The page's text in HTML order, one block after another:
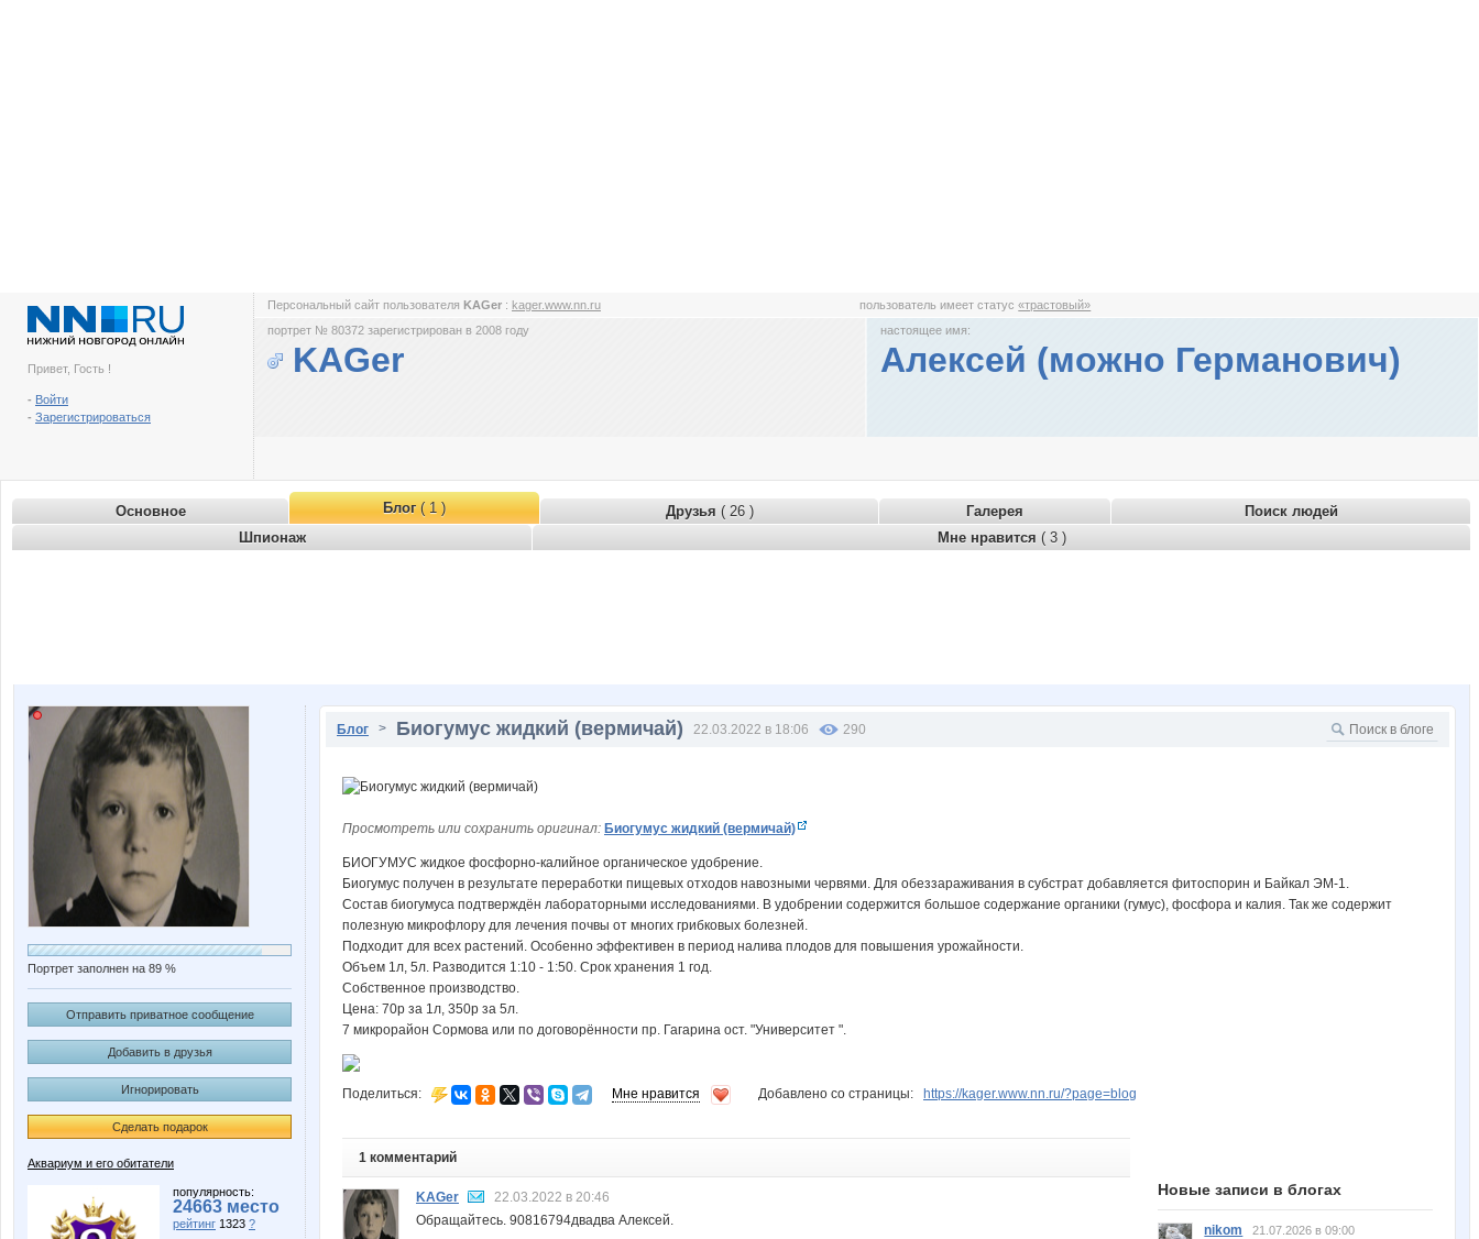
Привет, Гость !
- Войти
- Зарегистрироваться
Персональный сайт пользователя KAGer : kager.www.nn.ru пользователь имеет статус«трастовый»
портрет № 80372 зарегистрирован в 2008 году
KAGer
настоящее имя:
Алексей (можно Германович)
Основное Блог( 1 ) Друзья ( 26 ) Галерея
Поиск людей
Шпионаж
Мне нравится ( 3 )
Портрет заполнен на 89 %
Отправить приватное сообщение
Добавить в друзья
Игнорировать
Сделать подарок
Аквариум и его обитатели
популярность:
24663 место
рейтинг 1323 ?
Блог > Биогумус жидкий (вермичай) 22.03.2022 в 18:06 290
Просмотреть или сохранить оригинал: Биогумус жидкий (вермичай)
БИОГУМУС жидкое фосфорно-калийное органическое удобрение.
Биогумус получен в результате переработки пищевых отходов навозными червями. Для обеззараживания в субстрат добавляется фитоспорин и Байкал ЭМ-1.
Состав биогумуса подтверждён лабораторными исследованиями. В удобрении содержится большое содержание органики (гумус), фосфора и калия. Так же содержит
полезную микрофлору для лечения почвы от многих грибковых болезней.
Подходит для всех растений. Особенно эффективен в период налива плодов для повышения урожайности.
Объем 1л, 5л. Разводится 1:10 - 1:50. Срок хранения 1 год.
Собственное производство.
Цена: 70р за 1л, 350р за 5л.
7 микрорайон Сормова или по договорённости пр. Гагарина ост. "Университет ".
Поделиться: Мне нравится Добавлено со страницы: https://kager.www.nn.ru/?page=blog
1 комментарий
KAGer
22.03.2022 в 20:46
Обращайтесь. 90816794двадва Алексей.
Новые записи в блогах
nikom 21.07.2026 в 09:00